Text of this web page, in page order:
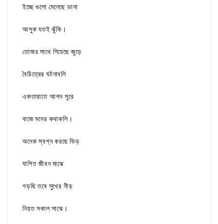
ইচ্ছে গুলো মেলেছে ডানা
আসুক যতই ঝুঁকি।
তোমার সাথে গিয়েছে জুড়ে
বৈচিত্রের ঘটনাবলি
একতারাতে আপন সুরে
বাজে মনের কথাকলি।
অনেক স্বপ্ন করছে ভিড়
যাপিত জীবন মাঝে
গড়ছি তবে সুখের নীড়
নিয়ত সকাল সাঝে।